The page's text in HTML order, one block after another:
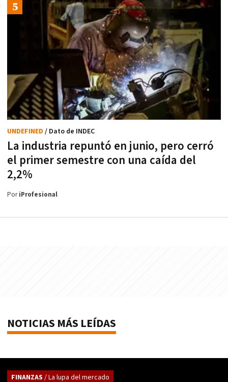
La industria repuntó en junio, pero cerró
el primer semestre con una caída del
2,2%
UNDEFINED / Dato de INDEC
PoriProfesional
NOTICIAS MÁS LEÍDAS
FINANZAS / La lupa del mercado